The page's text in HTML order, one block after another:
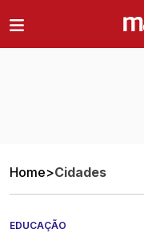
Home>Cidades
EDUCAÇÃO